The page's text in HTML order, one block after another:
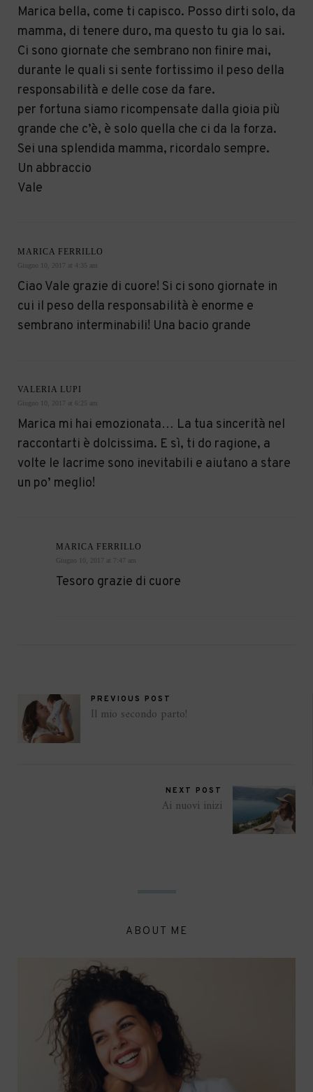
Marica bella, come ti capisco. Posso dirti solo, da
mamma, di tenere duro, ma questo tu gia lo sai.
Ci sono giornate che sembrano non finire mai,
durante le quali si sente fortissimo il peso della
responsabilità e delle cose da fare.
per fortuna siamo ricompensate dalla gioia più
grande che c’è, è solo quella che ci da la forza.
Sei una splendida mamma, ricordalo sempre.
Un abbraccio
Vale
MARICA FERRILLO
Giugno 10, 2017 at 4:35 am
Ciao Vale grazie di cuore! Si ci sono giornate in
cui il peso della responsabilità è enorme e
sembrano interminabili! Una bacio grande
VALERIA LUPI
Giugno 10, 2017 at 6:25 am
Marica mi hai emozionata… La tua sincerità nel
raccontarti è dolcissima. E sì, ti do ragione, a
volte le lacrime sono inevitabili e aiutano a stare
un po’ meglio!
MARICA FERRILLO
Giugno 10, 2017 at 7:47 am
Tesoro grazie di cuore
PREVIOUS POST
Il mio secondo parto!
NEXT POST
Ai nuovi inizi
ABOUT ME